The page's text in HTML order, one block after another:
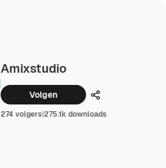
Amixstudio
Volgen Delen
274 volgers|275.1k downloads